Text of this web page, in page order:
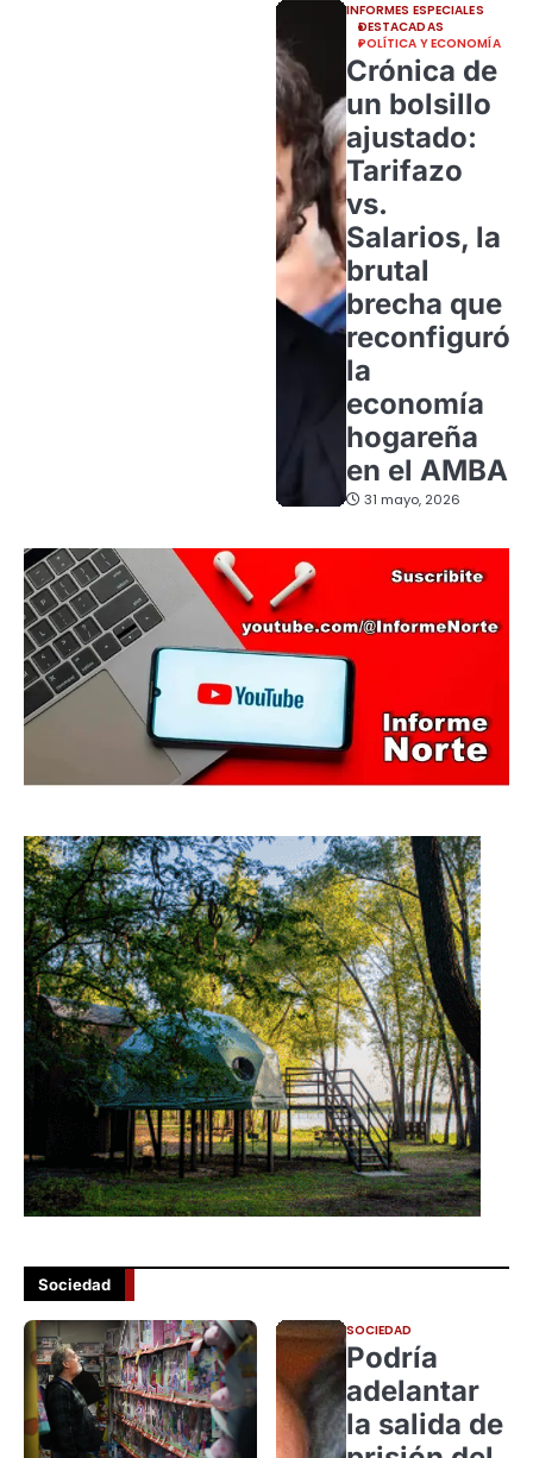
INFORMES ESPECIALES
DESTACADAS
POLÍTICA Y ECONOMÍA
Crónica de
un bolsillo
ajustado:
Tarifazo
vs.
Salarios, la
brutal
brecha que
reconfiguró
la
economía
hogareña
en el AMBA
31 mayo, 2026
Sociedad
SOCIEDAD
Podría
adelantar
la salida de